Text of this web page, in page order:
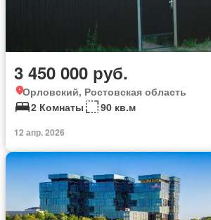
3 450 000 руб.
Орловский, Ростовская область
2 Комнаты
90 кв.м
12 апр. 2026